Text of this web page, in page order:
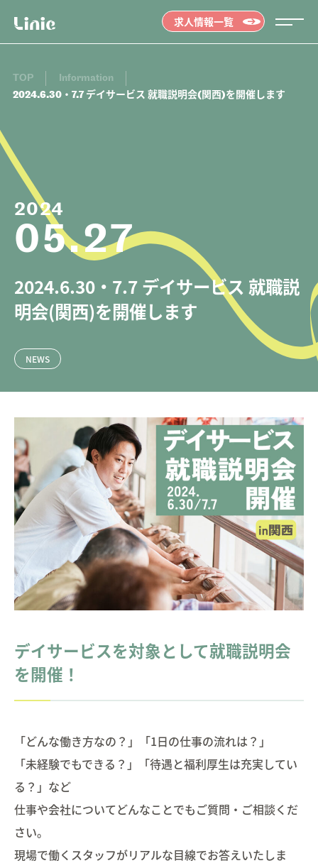
求人情報一覧
01. Message メッセージ
02. Job list 求人情報を探す
Welfare 福利厚生
06. Work style ワークスタイル
07. Faq よくあるご質問
08. Information お知らせ
TOP
Information
2024.6.30・7.7 デイサービス 就職説明会(関西)を開催します
2024
05.27
2024.6.30・7.7 デイサービス 就職説
明会(関西)を開催します
NEWS
デイサービスを対象として就職説明会
を開催！
「どんな働き方なの？」「1日の仕事の流れは？」
「未経験でもできる？」「待遇と福利厚生は充実してい
る？」など
仕事や会社についてどんなことでもご質問・ご相談くだ
さい。
現場で働くスタッフがリアルな目線でお答えいたしま